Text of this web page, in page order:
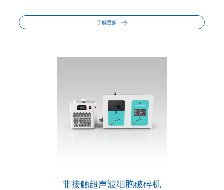
了解更多
非接触超声波细胞破碎机